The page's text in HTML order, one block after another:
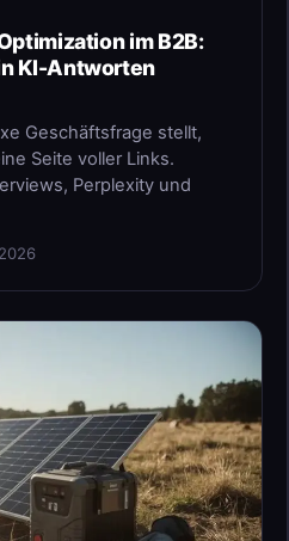
im B2B:
KI-Antworten
Geschäftsfrage stellt,
Seite voller Links.
Perplexity und